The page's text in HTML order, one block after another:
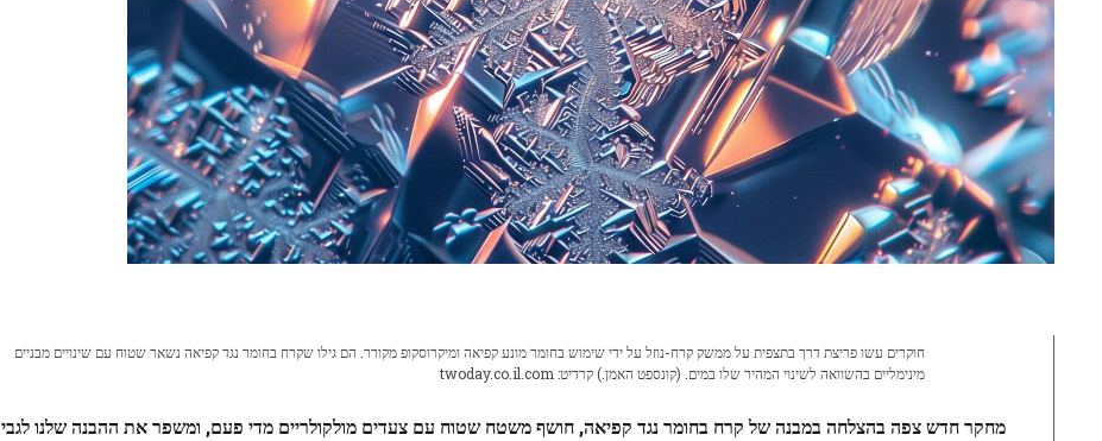
חוקרים עשו פריצת דרך בתצפית על ממשק קרח-נוזל על ידי שימוש בחומר מונע קפיאה ומיקרוסקופ מקורר. הם גילו שקרח בחומר נגד קפיאה נשאר שטוח עם שינויים מבניים
מינימליים בהשוואה לשינוי המהיר שלו במים. (קונספט האמן.) קרדיט: twoday.co.il.com
מחקר חדש צפה בהצלחה במבנה של קרח בחומר נגד קפיאה, חושף משטח שטוח עם צעדים מולקולריים מדי פעם, ומשפר את ההבנה שלנו לגבי